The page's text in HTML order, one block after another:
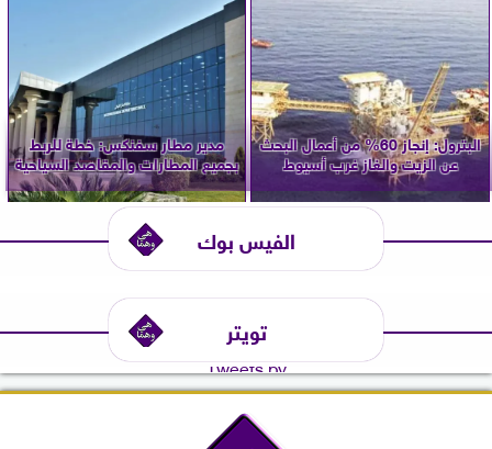
البترول: إنجاز 60% من أعمال البحث
عن الزيت والغاز غرب أسيوط
مدير مطار سفنكس: خطة للربط
بجميع المطارات والمقاصد السياحية
الفيس بوك
تويتر
Tweets by